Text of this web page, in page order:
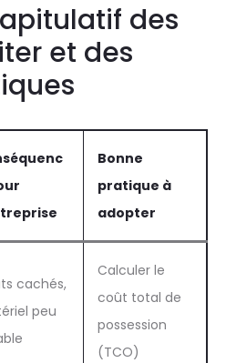
des
et des
Bonne
pratique à
adopter
cachés,
peu
Calculer le
coût total de
possession
(TCO)